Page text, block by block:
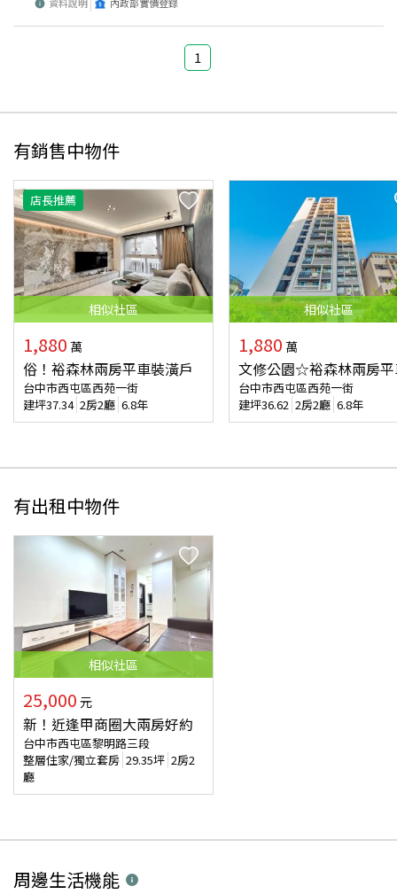
1
有銷售中物件
店長推薦
相似社區
1,880 萬
俗！裕森林兩房平車裝潢戶
台中市西屯區西苑一街
建坪37.34 2房2廳 6.8年
相似社區
1,880 萬
文修公園☆裕森林兩房
台中市西屯區西苑一街
建坪36.62 2房2廳 6.8年
有出租中物件
相似社區
25,000 元
新！近逢甲商圈大兩房好約
台中市西屯區黎明路三段
整層住家/獨立套房 29.35坪 2房2
廳
周邊生活機能